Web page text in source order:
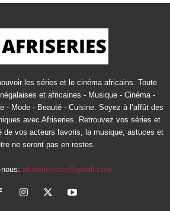
les séries et le cinéma africains. Toute
et africaines - Musique - Cinéma -
- Mode - Beauté - Cuisine. Soyez à l’affût des
avec Afriseries. Retrouvez vos séries et
de vos acteurs favoris, la musique, astuces et
ne seront pas en restes.
afriseriescine@gmail.com